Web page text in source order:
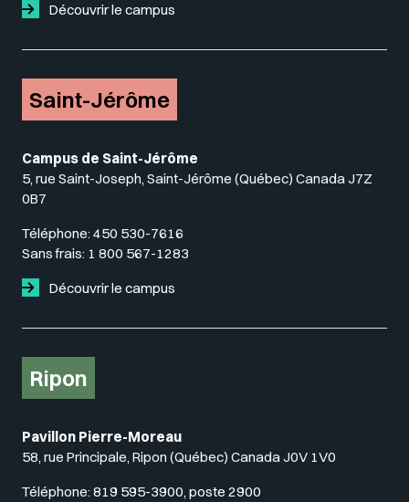
Découvrir le campus
Saint-Jérôme
Campus de Saint-Jérôme
5, rue Saint-Joseph, Saint-Jérôme (Québec) Canada J7Z
0B7
Téléphone: 450 530-7616
Sans frais: 1 800 567-1283
Découvrir le campus
Ripon
Pavillon Pierre-Moreau
58, rue Principale, Ripon (Québec) Canada J0V 1V0
Téléphone: 819 595-3900, poste 2900